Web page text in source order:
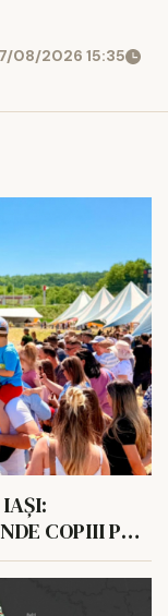
08/2026 15:35
COPIII POT